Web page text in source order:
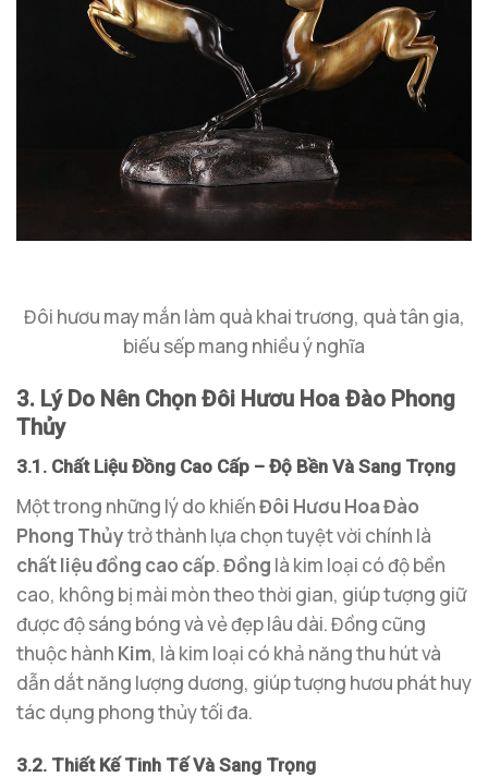
Đôi hươu may mắn làm quà khai trương, quà tân gia,
biếu sếp mang nhiều ý nghĩa
3. Lý Do Nên Chọn Đôi Hươu Hoa Đào Phong
Thủy
3.1. Chất Liệu Đồng Cao Cấp – Độ Bền Và Sang Trọng
Một trong những lý do khiếnĐôi Hươu Hoa Đào
Phong Thủytrở thành lựa chọn tuyệt vời chính là
chất liệu đồng cao cấp.Đồng là kim loại có độ bền
cao, không bị mài mòn theo thời gian, giúp tượng giữ
được độ sáng bóng và vẻ đẹp lâu dài. Đồng cũng
thuộc hành Kim, là kim loại có khả năng thu hút và
dẫn dắt năng lượng dương, giúp tượng hươu phát huy
tác dụng phong thủy tối đa.
3.2. Thiết Kế Tinh Tế Và Sang Trọng